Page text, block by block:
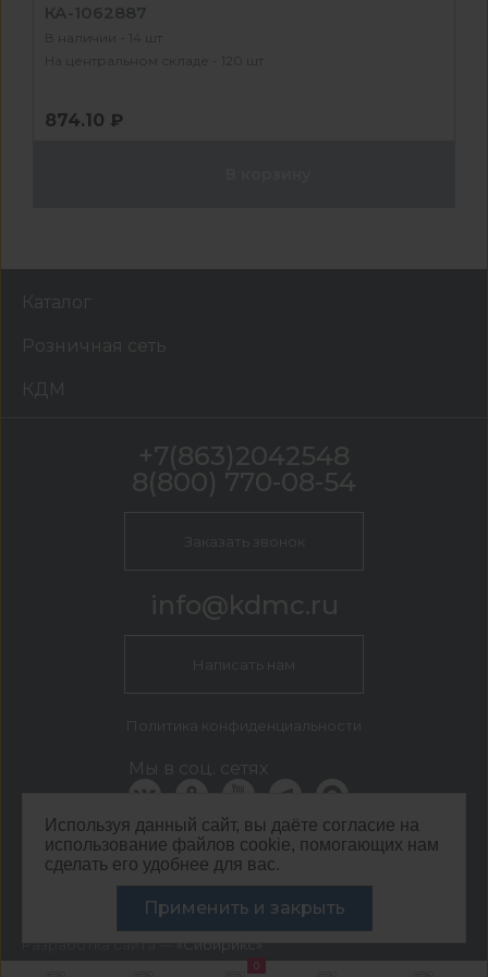
0
КА-1062887
В наличии - 14 шт
На центральном складе - 120 шт
874.10 ₽
Используя данный сайт, вы даёте согласие на
использование файлов cookie, помогающих нам
сделать его удобнее для вас.
Применить и закрыть
Каталог
Розничная сеть
КДМ
КДМ Ростов-на-Дону
г. Ростов-на-Дону, ул. Нансена, д. 85
+7(863)2042548
8(800) 770-08-54
Заказать звонок
info@kdmc.ru
Написать нам
Политика конфиденциальности
Мы в соц. сетях
ООО ЦЕНТР КДМ. ИНН: 3661037157 ОГРН: 1063667287551
Разработка сайта —«Сибирикс»